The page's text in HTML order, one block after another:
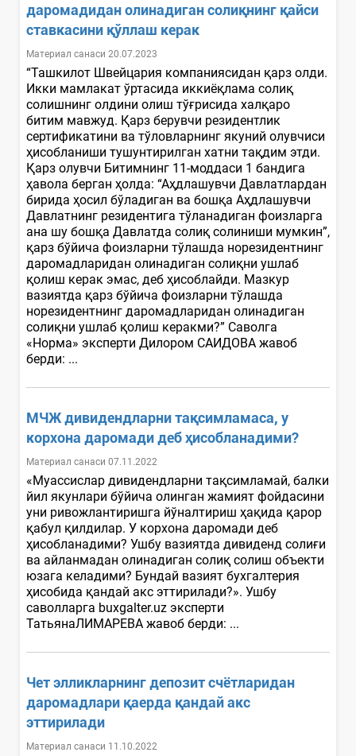
даромадидан олинадиган солиқнинг қайси
ставкасини қўллаш керак
Материал санаси 20.07.2023
“Ташкилот Швейцария компаниясидан қарз олди.
Икки мамлакат ўртасида иккиёқлама солиқ
солишнинг олдини олиш тўғрисида халқаро
битим мавжуд. Қарз берувчи резидентлик
сертификатини ва тўловларнинг якуний олувчиси
ҳисобланиши тушунтирилган хатни тақдим этди.
Қарз олувчи Битимнинг 11-моддаси 1 бандига
ҳавола берган ҳолда: “Аҳдлашувчи Давлатлардан
бирида ҳосил бўладиган ва бошқа Аҳдлашувчи
Давлатнинг резидентига тўланадиган фоизларга
ана шу бошқа Давлатда солиқ солиниши мумкин”,
қарз бўйича фоизларни тўлашда норезидентнинг
даромадларидан олинадиган солиқни ушлаб
қолиш керак эмас, деб ҳисоблайди. Мазкур
вазиятда қарз бўйича фоизларни тўлашда
норезидентнинг даромадларидан олинадиган
солиқни ушлаб қолиш керакми?” Саволга
«Норма» эксперти Дилором САИДОВА жавоб
берди: ...
МЧЖ дивидендларни тақсимламаса, у
корхона даромади деб ҳисобланадими?
Материал санаси 07.11.2022
«Муассислар дивидендларни тақсимламай, балки
йил якунлари бўйича олинган жамият фойдасини
уни ривожлантиришга йўналтириш ҳақида қарор
қабул қилдилар. У корхона даромади деб
ҳисобланадими? Ушбу вазиятда дивиденд солиғи
ва айланмадан олинадиган солиқ солиш объекти
юзага келадими? Бундай вазият бухгалтерия
ҳисобида қандай акс эттирилади?». Ушбу
саволларга buxgalter.uz эксперти
ТатьянаЛИМАРЕВА жавоб берди: ...
Чет элликларнинг депозит счётларидан
даромадлари қаерда қандай акс
эттирилади
Материал санаси 11.10.2022